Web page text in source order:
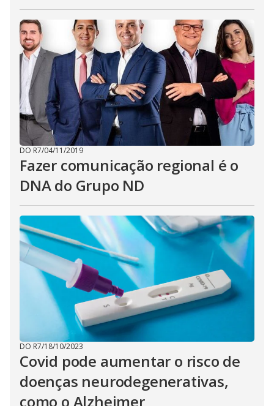
DO R7/04/11/2019
Fazer comunicação regional é o
DNA do Grupo ND
DO R7/18/10/2023
Covid pode aumentar o risco de
doenças neurodegenerativas,
como o Alzheimer